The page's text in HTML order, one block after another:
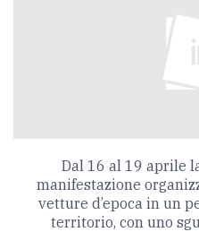
Dal 16 al 19 aprile
manifestazione
vetture d’epoca in un
territorio, con uno